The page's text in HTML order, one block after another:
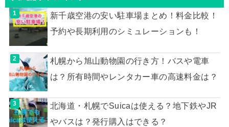
新千歳空港の安い駐車場まとめ！料金比較！
予約や長期利用のシミュレーションも！
札幌から旭山動物園の行き方！バスや電車
は？所有時間やレンタカー車の高速料金は？
北海道・札幌でSuicaは使える？地下鉄やJR
やバスは？発行購入はできる？